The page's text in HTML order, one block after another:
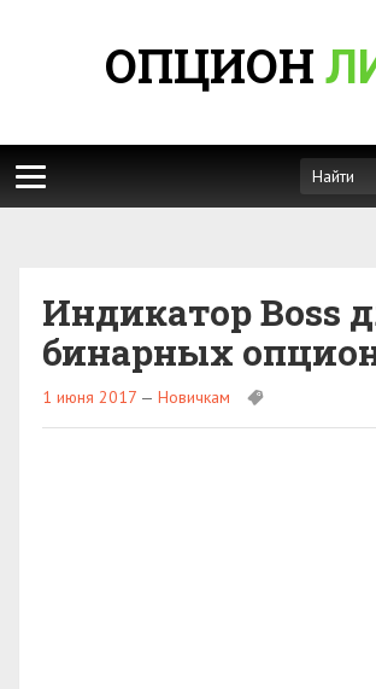
ОПЦИОН
Индикатор Boss
бинарных
1 июня 2017 — Новичкам